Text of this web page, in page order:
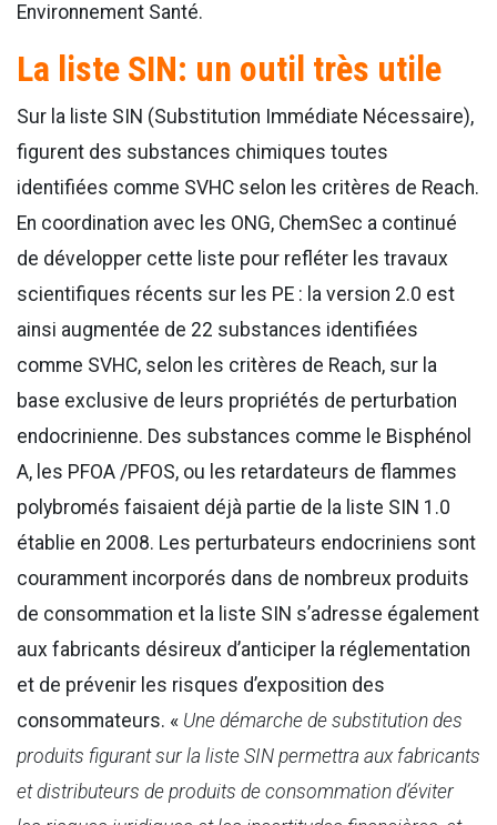
Environnement Santé.
La liste SIN: un outil très utile
Sur la liste SIN (Substitution Immédiate Nécessaire),
figurent des substances chimiques toutes
identifiées comme SVHC selon les critères de Reach.
En coordination avec les ONG, ChemSec a continué
de développer cette liste pour refléter les travaux
scientifiques récents sur les PE : la version 2.0 est
ainsi augmentée de 22 substances identifiées
comme SVHC, selon les critères de Reach, sur la
base exclusive de leurs propriétés de perturbation
endocrinienne. Des substances comme le Bisphénol
A, les PFOA /PFOS, ou les retardateurs de flammes
polybromés faisaient déjà partie de la liste SIN 1.0
établie en 2008. Les perturbateurs endocriniens sont
couramment incorporés dans de nombreux produits
de consommation et la liste SIN s’adresse également
aux fabricants désireux d’anticiper la réglementation
et de prévenir les risques d’exposition des
consommateurs. « Une démarche de substitution des
produits figurant sur la liste SIN permettra aux fabricants
et distributeurs de produits de consommation d’éviter